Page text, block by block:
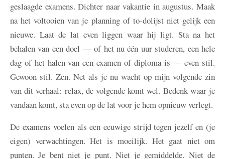
geslaagde examens. Dichter naar vakantie in augustus. Maak
na het voltooien van je planning of to-dolijst niet gelijk een
nieuwe. Laat de lat even liggen waar hij ligt. Sta na het
behalen van een doel — of het nu één uur studeren, een hele
dag of het halen van een examen of diploma is — even stil.
Gewoon stil. Zen. Net als je nu wacht op mijn volgende zin
van dit verhaal: relax, de volgende komt wel. Bedenk waar je
vandaan komt, sta even op de lat voor je hem opnieuw verlegt.
De examens voelen als een eeuwige strijd tegen jezelf en (je
eigen) verwachtingen. Het is moeilijk. Het gaat niet om
punten. Je bent niet je punt. Niet je gemiddelde. Niet de